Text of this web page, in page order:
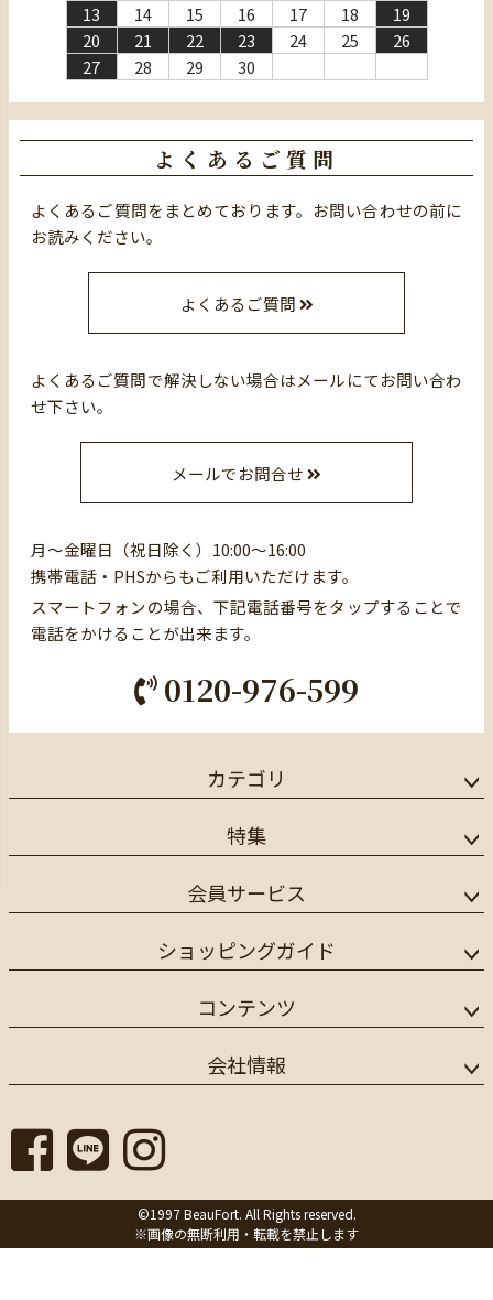
13
14 15 16 17 18
19
20
21 22 23 24 25
26
27
28 29 30
よくあるご質問
よくあるご質問をまとめております。お問い合わせの前に
お読みください。
よくあるご質問
よくあるご質問で解決しない場合はメールにてお問い合わ
せ下さい。
メールでお問合せ
月～金曜日（祝日除く）10:00～16:00
携帯電話・PHSからもご利用いただけます。
スマートフォンの場合、下記電話番号をタップすることで
電話をかけることが出来ます。
0120-976-599
カテゴリ
特集
会員サービス
ショッピングガイド
コンテンツ
会社情報
©1997 BeauFort. All Rights reserved.
※画像の無断利用・転載を禁止します